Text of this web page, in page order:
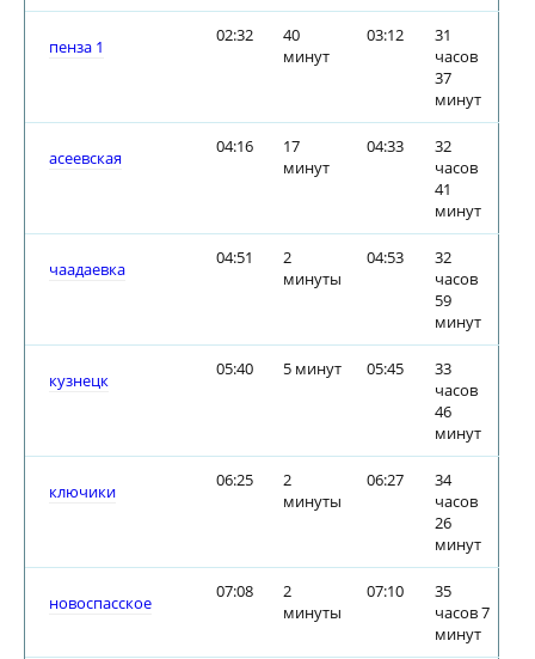
пенза 1
02:32
40
минут
03:12
31
часов
37
минут
асеевская
04:16
17
минут
04:33
32
часов
41
минут
чаадаевка
04:51
2
минуты
04:53
32
часов
59
минут
кузнецк
05:40 5 минут 05:45
33
часов
46
минут
ключики
06:25
2
минуты
06:27
34
часов
26
минут
новоспасское
07:08
2
минуты
07:10
35
часов 7
минут